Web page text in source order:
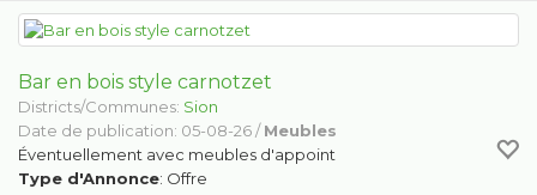
Bar en bois style carnotzet
Districts/Communes: Sion
Date de publication: 05-08-26 /Meubles
Éventuellement avec meubles d'appoint
Type d'Annonce: Offre